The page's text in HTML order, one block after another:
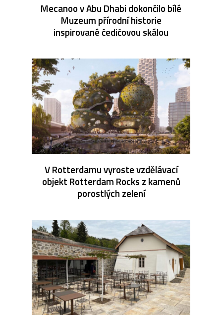
Mecanoo v Abu Dhabi dokončilo bílé
Muzeum přírodní historie
inspirované čedičovou skálou
V Rotterdamu vyroste vzdělávací
objekt Rotterdam Rocks z kamenů
porostlých zelení